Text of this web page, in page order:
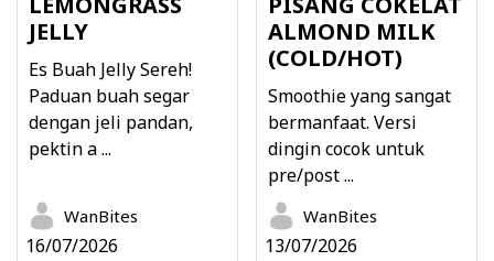
JELLY
Es Buah Jelly Sereh!
Paduan buah segar
dengan jeli pandan,
pektin a ...
WanBites
16/07/2026
ALMOND MILK
(COLD/HOT)
Smoothie yang sangat
bermanfaat. Versi
dingin cocok untuk
pre/post ...
WanBites
13/07/2026